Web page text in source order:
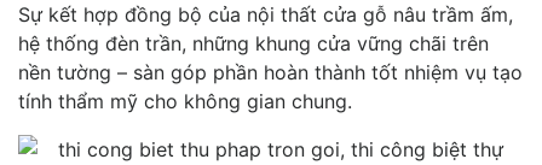
Sự kết hợp đồng bộ của nội thất cửa gỗ nâu trầm ấm,
hệ thống đèn trần, những khung cửa vững chãi trên
nền tường – sàn góp phần hoàn thành tốt nhiệm vụ tạo
tính thẩm mỹ cho không gian chung.